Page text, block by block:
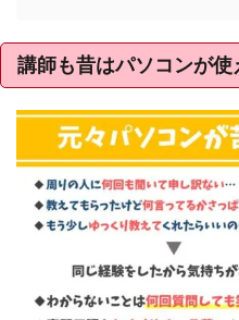
講師も昔はパソコンが使